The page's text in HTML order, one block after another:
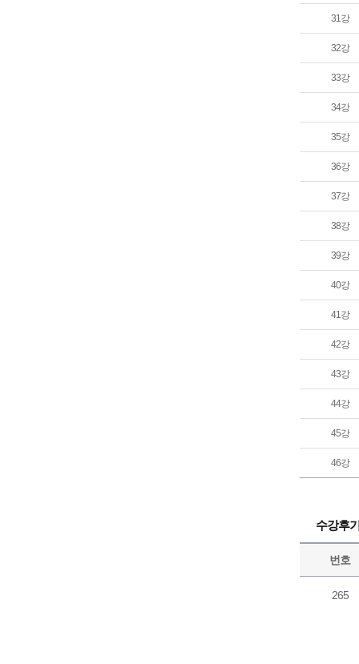
31강
32강
33강
34강
35강
36강
37강
38강
39강
40강
41강
42강
43강
44강
45강
46강
수강후
번호
265